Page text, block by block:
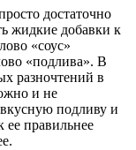
достаточно
жидкие добавки к
«соус»
«подлива». В
разночтений в
и не
подливу и
ее правильнее